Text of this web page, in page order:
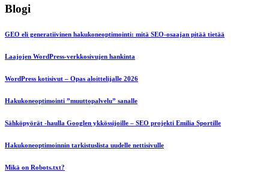
Blogi
GEO eli generatiivinen hakukoneoptimointi: mitä SEO-osaajan pitää tietää
Laajojen WordPress-verkkosivujen hankinta
WordPress kotisivut – Opas aloittelijalle 2026
Hakukoneoptimointi ”muuttopalvelu” sanalle
Sähköpyörät -haulla Googlen ykkössijoille – SEO projekti Emilia Sportille
Hakukoneoptimoinnin tarkistuslista uudelle nettisivulle
Mikä on Robots.txt?